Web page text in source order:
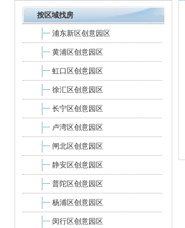
按区域找房
浦东新区创意园区
黄浦区创意园区
虹口区创意园区
徐汇区创意园区
长宁区创意园区
卢湾区创意园区
闸北区创意园区
静安区创意园区
普陀区创意园区
杨浦区创意园区
闵行区创意园区